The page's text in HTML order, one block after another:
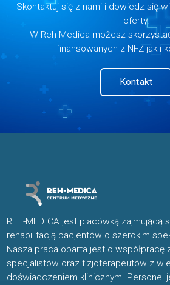
Skontaktuj się z nami i dowiedz się
oferty.
W Reh-Medica możesz
finansowanych z NFZ jak i
Kontakt
REH-MEDICA jest placówką zajmującą
rehabilitacją pacjentów o szerokim
Nasza praca oparta jest o współpracę
specjalistów oraz fizjoterapeutów z
doświadczeniem klinicznym. Personel